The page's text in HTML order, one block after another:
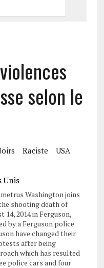
selon le
Raciste
USA
Washington joins
shooting death of
2014 in Ferguson,
by a Ferguson police
have changed their
after being
which has resulted
police cars and four